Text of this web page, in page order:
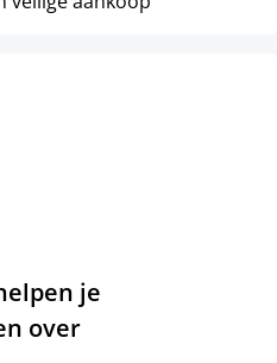
je
over